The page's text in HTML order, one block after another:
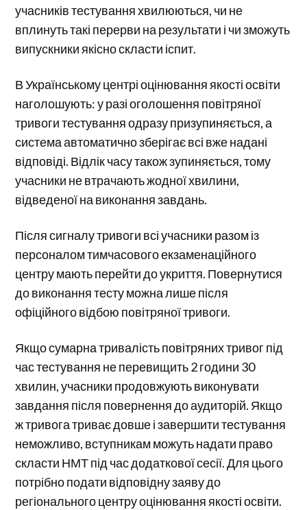
учасників тестування хвилюються, чи не
вплинуть такі перерви на результати і чи зможуть
випускники якісно скласти іспит.
В Українському центрі оцінювання якості освіти
наголошують: у разі оголошення повітряної
тривоги тестування одразу призупиняється, а
система автоматично зберігає всі вже надані
відповіді. Відлік часу також зупиняється, тому
учасники не втрачають жодної хвилини,
відведеної на виконання завдань.
Після сигналу тривоги всі учасники разом із
персоналом тимчасового екзаменаційного
центру мають перейти до укриття. Повернутися
до виконання тесту можна лише після
офіційного відбою повітряної тривоги.
Якщо сумарна тривалість повітряних тривог під
час тестування не перевищить 2 години 30
хвилин, учасники продовжують виконувати
завдання після повернення до аудиторій. Якщо
ж тривога триває довше і завершити тестування
неможливо, вступникам можуть надати право
скласти НМТ під час додаткової сесії. Для цього
потрібно подати відповідну заяву до
регіонального центру оцінювання якості освіти.